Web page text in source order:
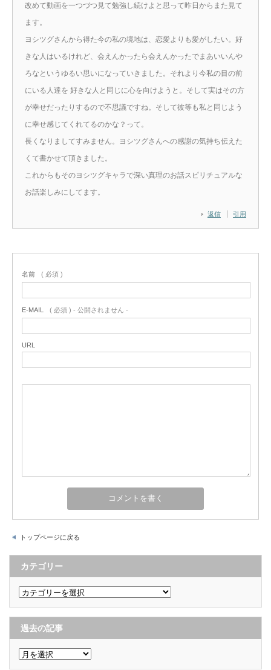
返信 引用
改めて動画を一つづつ見て勉強し続けよと思って昨日からまた見て
ます。
ヨシツグさんから得た今の私の境地は、恋愛よりも愛がしたい。好
きな人はいるけれど、会えんかったら会えんかったでまあいいんや
ろなというゆるい思いになっていきました。それより今私の目の前
にいる人達を 好きな人と同じに心を向けようと。そして実はその方
が幸せだったりするので不思議ですね。そして彼等も私と同じよう
に幸せ感じてくれてるのかな？って。
長くなりましてすみません。ヨシツグさんへの感謝の気持ち伝えた
くて書かせて頂きました。
これからもそのヨシツグキャラで深い真理のお話スピリチュアルな
お話楽しみにしてます。
名前 ( 必須 )
E-MAIL ( 必須 ) - 公開されません -
URL
トップページに戻る
カテゴリー
カ
テ
ゴ
リ
ー
過去の記事
過
去